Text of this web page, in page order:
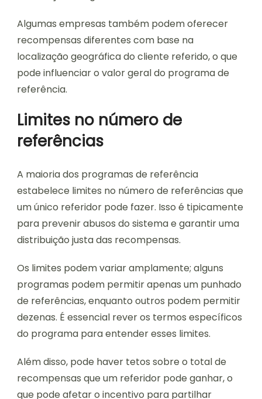
Algumas empresas também podem oferecer
recompensas diferentes com base na
localização geográfica do cliente referido, o que
pode influenciar o valor geral do programa de
referência.
Limites no número de
referências
A maioria dos programas de referência
estabelece limites no número de referências que
um único referidor pode fazer. Isso é tipicamente
para prevenir abusos do sistema e garantir uma
distribuição justa das recompensas.
Os limites podem variar amplamente; alguns
programas podem permitir apenas um punhado
de referências, enquanto outros podem permitir
dezenas. É essencial rever os termos específicos
do programa para entender esses limites.
Além disso, pode haver tetos sobre o total de
recompensas que um referidor pode ganhar, o
que pode afetar o incentivo para partilhar